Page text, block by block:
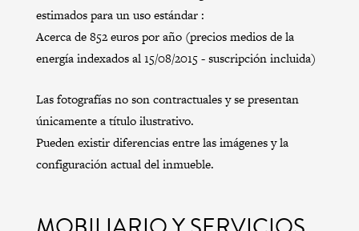
estimados para un uso estándar :
Acerca de 852 euros por año (precios medios de la
energía indexados al 15/08/2015 - suscripción incluida)
Las fotografías no son contractuales y se presentan
únicamente a título ilustrativo.
Pueden existir diferencias entre las imágenes y la
configuración actual del inmueble.